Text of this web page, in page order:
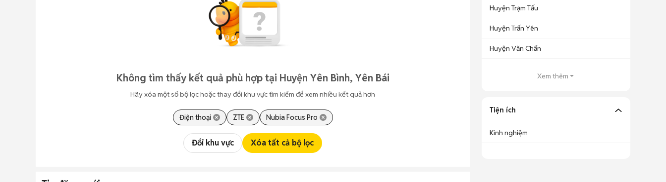
Không tìm thấy kết quả phù hợp tại Huyện Yên Bình, Yên Bái
Hãy xóa một số bộ lọc hoặc thay đổi khu vực tìm kiếm để xem nhiều kết quả hơn
Điện thoại ZTE Nubia Focus Pro
Đổi khu vực Xóa tất cả bộ lọc
Huyện Trạm Tấu
Huyện Trấn Yên
Huyện Văn Chấn
Xem thêm
Tiện ích
Kinh nghiệm